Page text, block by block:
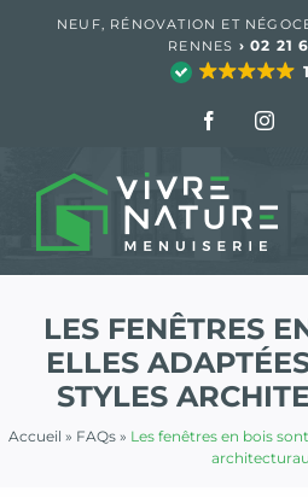
NEUF, RÉNOVATION ET
RENNES › 02 21
Facebook
LES FENÊTRES
ELLES
STYLES
Accueil » FAQs » Les fenêtres en bois